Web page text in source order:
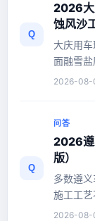
Q
2026大
蚀风沙
大庆用
面融雪
膜，短期
2026-08-
Q
问答
2026遵
版）
多数遵
施工工
汽车贴膜
2026-08-